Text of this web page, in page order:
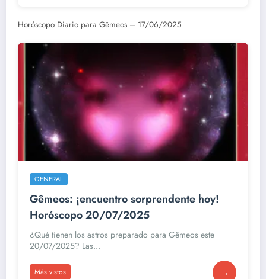
Horóscopo Diario para Gêmeos – 17/06/2025
GENERAL
Gêmeos: ¡encuentro sorprendente hoy!
Horóscopo 20/07/2025
¿Qué tienen los astros preparado para Gêmeos este
20/07/2025? Las...
Más vistos →